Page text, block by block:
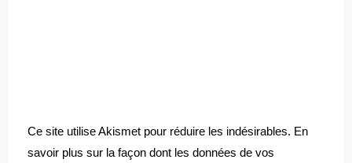
Ce site utilise Akismet pour réduire les indésirables. En
savoir plus sur la façon dont les données de vos